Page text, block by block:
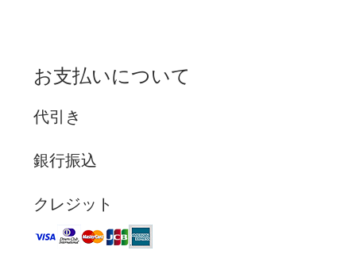
お支払いについて
代引き
銀行振込
クレジット